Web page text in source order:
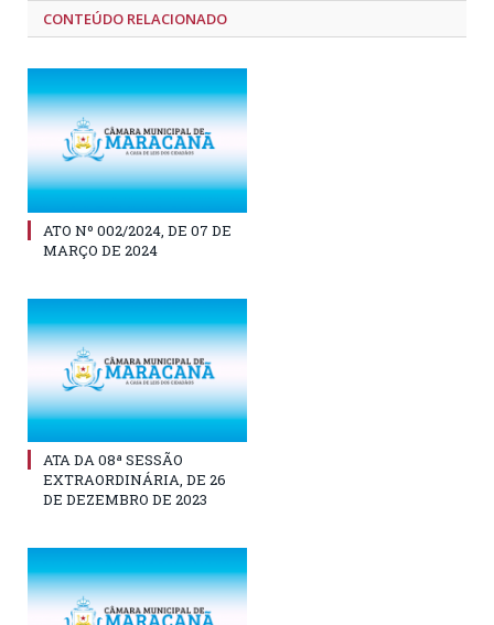
CONTEÚDO RELACIONADO
ATO Nº 002/2024, DE 07 DE
MARÇO DE 2024
ATA DA 08ª SESSÃO
EXTRAORDINÁRIA, DE 26
DE DEZEMBRO DE 2023